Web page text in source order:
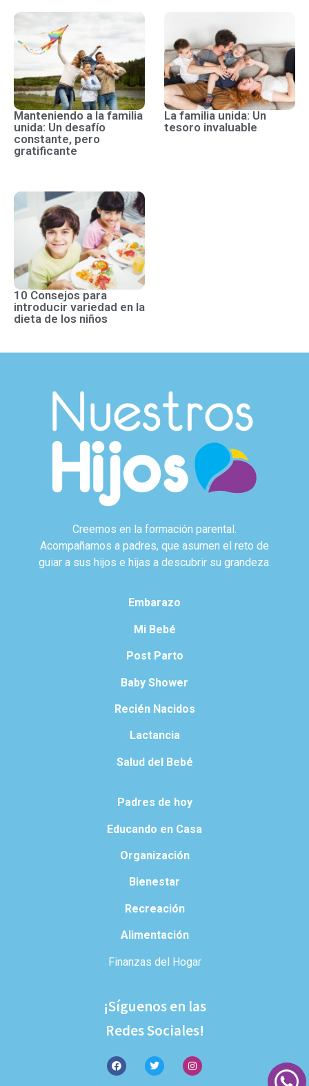
Manteniendo a la familia
unida: Un desafío
constante, pero
gratificante
La familia unida: Un
tesoro invaluable
10 Consejos para
introducir variedad en la
dieta de los niños
Creemos en la formación parental.
Acompañamos a padres, que asumen el reto de
guiar a sus hijos e hijas a descubrir su grandeza.
Embarazo
Mi Bebé
Post Parto
Baby Shower
Recién Nacidos
Lactancia
Salud del Bebé
Padres de hoy
Educando en Casa
Organización
Bienestar
Recreación
Alimentación
Finanzas del Hogar
¡Síguenos en las
Redes Sociales!